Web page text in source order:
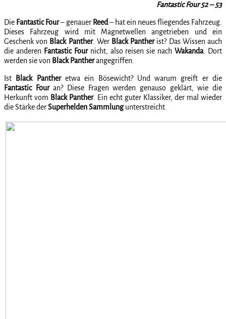
Fantastic Four 52 – 53
Die Fantastic Four– genauer Reed– hat ein neues fliegendes Fahrzeug.
Dieses Fahrzeug wird mit Magnetwellen angetrieben und ein
Geschenk von Black Panther. Wer Black Pantherist? Das Wissen auch
die anderen Fantastic Fournicht, also reisen sie nachWakanda. Dort
werden sie von Black Pantherangegriffen.
Ist Black Pantheretwa ein Bösewicht? Und warum greift er die
Fantastic Fouran? Diese Fragen werden genauso geklärt, wie die
Herkunft vom Black Panther. Ein echt guter Klassiker, der mal wieder
die Stärke derSuperhelden Sammlungunterstreicht.